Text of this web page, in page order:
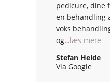
pedicure, dine
en behandling
voks
og…læs mere
Stefan Heide
Via Google